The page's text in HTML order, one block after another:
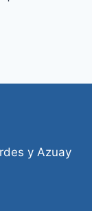
y Azuay